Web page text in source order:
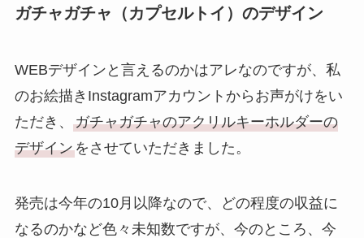
ガチャガチャ（カプセルトイ）のデザイン
WEBデザインと言えるのかはアレなのですが、私
のお絵描きInstagramアカウントからお声がけをい
ただき、 ガチャガチャのアクリルキーホルダーの
デザインをさせていただきました。
発売は今年の10月以降なので、どの程度の収益に
なるのかなど色々未知数ですが、今のところ、今